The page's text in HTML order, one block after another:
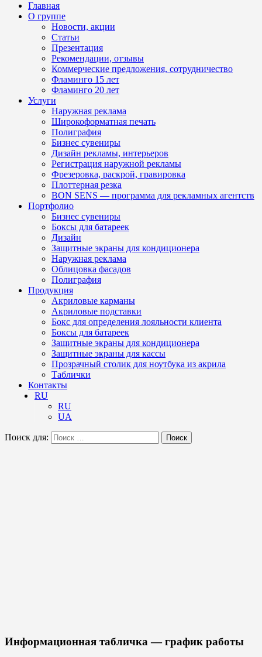
Главная
О группе
Новости, акции
Статьи
Презентация
Рекомендации, отзывы
Коммерческие предложения, сотрудничество
Фламинго 15 лет
Фламинго 20 лет
Услуги
Наружная реклама
Широкоформатная печать
Полиграфия
Бизнес сувениры
Дизайн рекламы, интерьеров
Регистрация наружной рекламы
Фрезеровка, раскрой, гравировка
Плоттерная резка
BON SENS — программа для рекламных агентств
Портфолио
Бизнес сувениры
Боксы для батареек
Дизайн
Защитные экраны для кондиционера
Наружная реклама
Облицовка фасадов
Полиграфия
Продукция
Акриловые карманы
Акриловые подставки
Бокс для определения лояльности клиента
Боксы для батареек
Защитные экраны для кондиционера
Защитные экраны для кассы
Прозрачный столик для ноутбука из акрила
Таблички
Контакты
RU
RU
UA
Поиск для: Поиск
Информационная табличка — график работы